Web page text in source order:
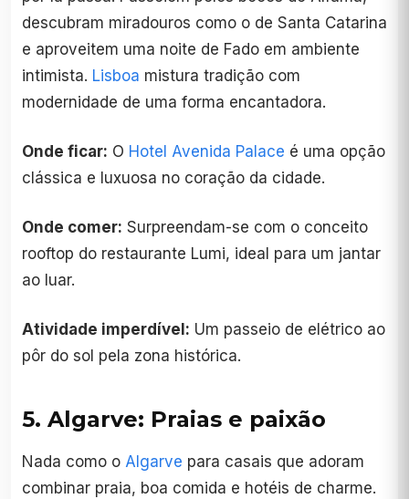
descubram miradouros como o de Santa Catarina
e aproveitem uma noite de Fado em ambiente
intimista. Lisboa mistura tradição com
modernidade de uma forma encantadora.
Onde ficar: O Hotel Avenida Palace é uma opção
clássica e luxuosa no coração da cidade.
Onde comer: Surpreendam-se com o conceito
rooftop do restaurante Lumi, ideal para um jantar
ao luar.
Atividade imperdível: Um passeio de elétrico ao
pôr do sol pela zona histórica.
5. Algarve: Praias e paixão
Nada como o Algarve para casais que adoram
combinar praia, boa comida e hotéis de charme.